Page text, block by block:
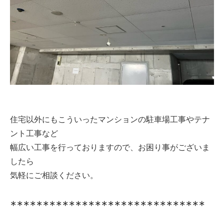
住宅以外にもこういったマンションの駐車場工事やテナ
ント工事など
幅広い工事を行っておりますので、お困り事がございま
したら
気軽にご相談ください。
∗∗∗∗∗∗∗∗∗∗∗∗∗∗∗∗∗∗∗∗∗∗∗∗∗∗∗∗∗∗